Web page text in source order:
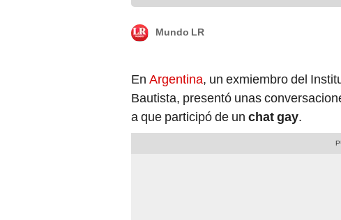
Mundo LR
En Argentina, un exmiembro del
Bautista, presentó unas
a que participó de un chat gay.